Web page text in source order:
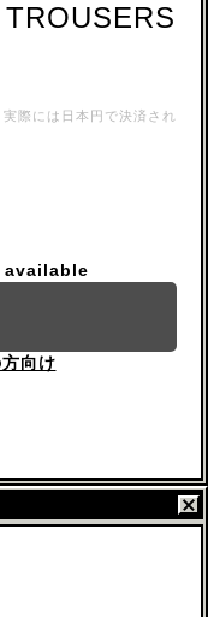
際には日本円で決済され
向け